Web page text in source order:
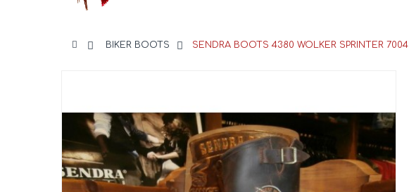
> BIKER BOOTS > SENDRA BOOTS 4380 WOLKER SPRINTER 7004